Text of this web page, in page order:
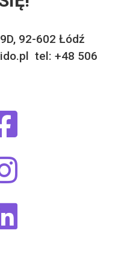
92-602 Łódź
tel: +48 506